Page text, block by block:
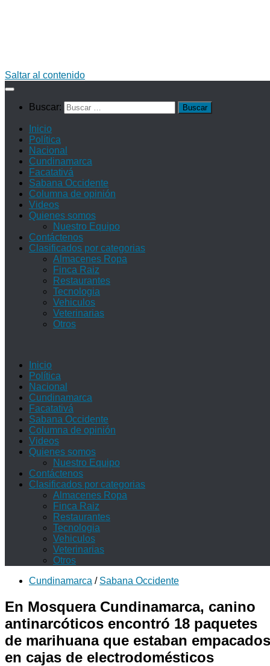
Saltar al contenido
Buscar:
Inicio
Política
Nacional
Cundinamarca
Facatativá
Sabana Occidente
Columna de opinión
Videos
Quienes somos
Nuestro Equipo
Contáctenos
Clasificados por categorias
Almacenes Ropa
Finca Raiz
Restaurantes
Tecnologia
Vehiculos
Veterinarias
Otros
Inicio
Política
Nacional
Cundinamarca
Facatativá
Sabana Occidente
Columna de opinión
Videos
Quienes somos
Nuestro Equipo
Contáctenos
Clasificados por categorias
Almacenes Ropa
Finca Raiz
Restaurantes
Tecnologia
Vehiculos
Veterinarias
Otros
Cundinamarca / Sabana Occidente
En Mosquera Cundinamarca, canino
antinarcóticos encontró 18 paquetes
de marihuana que estaban empacados
en cajas de electrodomésticos